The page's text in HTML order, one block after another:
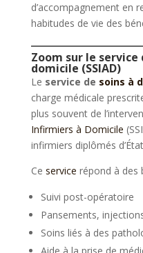
d’accompagnement en
habitudes de vie des
Zoom sur le
domicile (SSIAD)
Le service de soins à
charge médicale
plus souvent de
Infirmiers à Domicile
infirmiers diplômés
Ce service répond à des
Suivi post-opératoire
Pansements,
Soins liés à des